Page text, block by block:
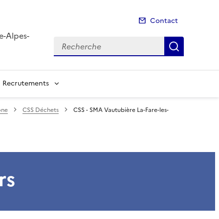
Alpes-
Contact
Recherche
Recrutements
CSS Déchets CSS - SMA Vautubière La-Fare-les-